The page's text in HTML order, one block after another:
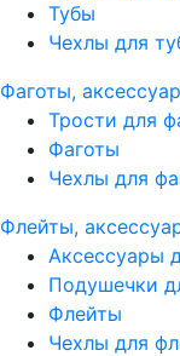
Тубы
Чехлы для
Фаготы,
Трости для
Фаготы
Чехлы для
Флейты,
Аксессуары
Подушечки
Флейты
Чехлы для